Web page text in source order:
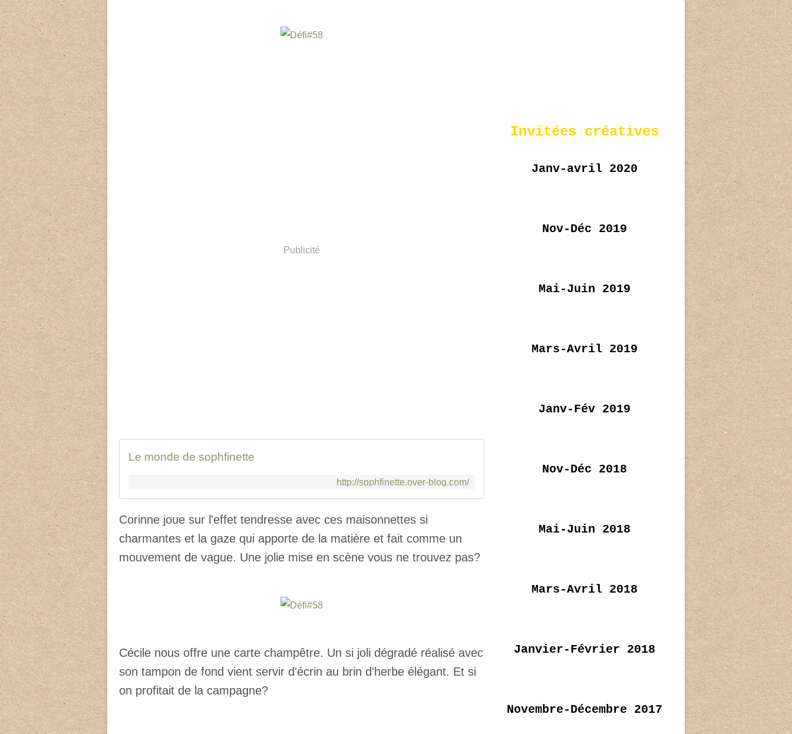
Publicité
Le monde de sophfinette
http://sophfinette.over-blog.com/
Corinne joue sur l'effet tendresse avec ces maisonnettes si
charmantes et la gaze qui apporte de la matière et fait comme un
mouvement de vague. Une jolie mise en scène vous ne trouvez pas?
Cécile nous offre une carte champêtre. Un si joli dégradé réalisé avec
son tampon de fond vient servir d'écrin au brin d'herbe élégant. Et si
on profitait de la campagne?
Invitées créatives
Janv-avril 2020
Nov-Déc 2019
Mai-Juin 2019
Mars-Avril 2019
Janv-Fév 2019
Nov-Déc 2018
Mai-Juin 2018
Mars-Avril 2018
Janvier-Février 2018
Novembre-Décembre 2017